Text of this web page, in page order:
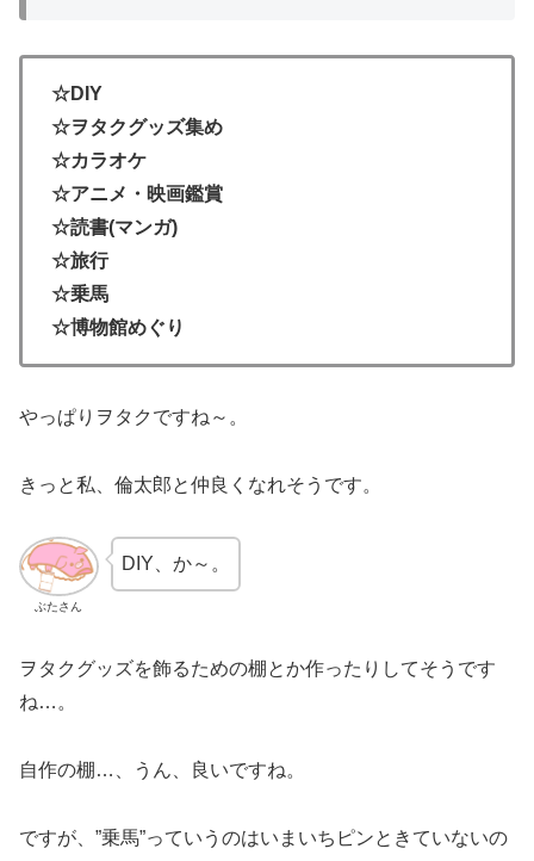
☆DIY
☆ヲタクグッズ集め
☆カラオケ
☆アニメ・映画鑑賞
☆読書(マンガ)
☆旅行
☆乗馬
☆博物館めぐり
やっぱりヲタクですね～。
きっと私、倫太郎と仲良くなれそうです。
ぶたさん
DIY、か～。
ヲタクグッズを飾るための棚とか作ったりしてそうです
ね…。
自作の棚…、うん、良いですね。
ですが、”乗馬”っていうのはいまいちピンときていないの